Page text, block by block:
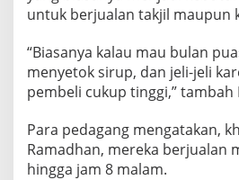
untuk berjualan takjil maupun
“Biasanya kalau mau bulan
menyetok sirup, dan jeli-jeli
pembeli cukup tinggi,” tambah
Para pedagang mengatakan,
Ramadhan, mereka berjualan
hingga jam 8 malam.